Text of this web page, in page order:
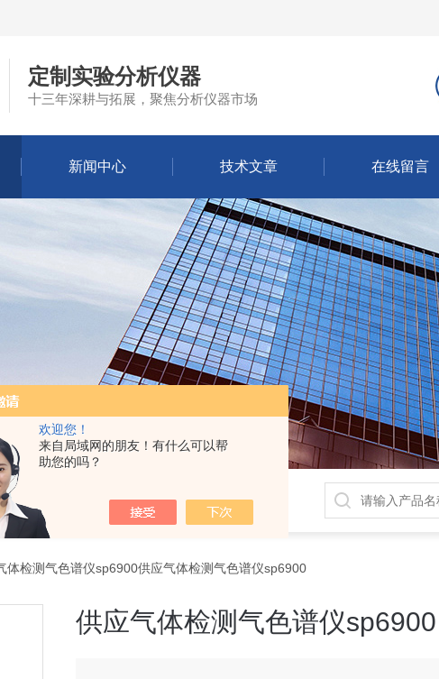
欢迎您！
来自局域网的朋友！有什么可以帮
助您的吗？
定制实验分析仪器
十三年深耕与拓展，聚焦分析仪器市场
新闻中心 技术文章 在线留言
样器，热解析仪，紫外分光光度计，原子吸收分光光度计，傅立叶红外光谱仪，分析天平等常规实验室产品。
体检测气色谱仪sp6900供应气体检测气色谱仪sp6900
供应气体检测气色谱仪sp6900